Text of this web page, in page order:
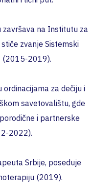
na Institutu za
zvanje Sistemski
(2015-2019).
za dečiju i
savetovalištu, gde
i partnerske
2022).
Srbije, poseduje
(2019).